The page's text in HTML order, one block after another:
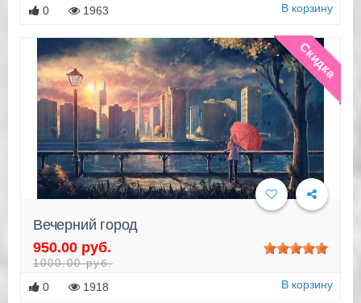
0 1963 В корзину
Скидка
Вечерний город
950.00 руб.
1000.00 руб.
0 1918 В корзину